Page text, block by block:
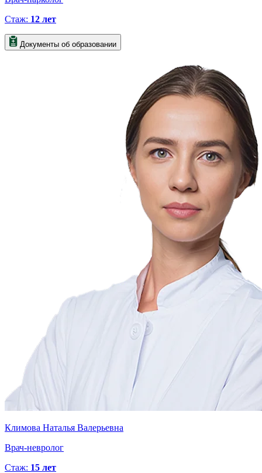
Стаж: 12 лет
Документы об образовании
Климова Наталья Валерьевна
Врач-невролог
Стаж: 15 лет